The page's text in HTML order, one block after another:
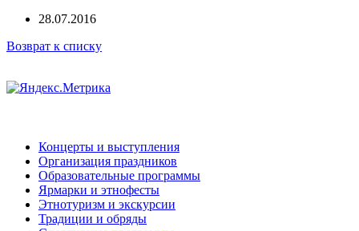
28.07.2016
Возврат к списку
Концерты и выступления
Организация праздников
Образовательные программы
Ярмарки и этнофесты
Этнотуризм и экскурсии
Традиции и обряды